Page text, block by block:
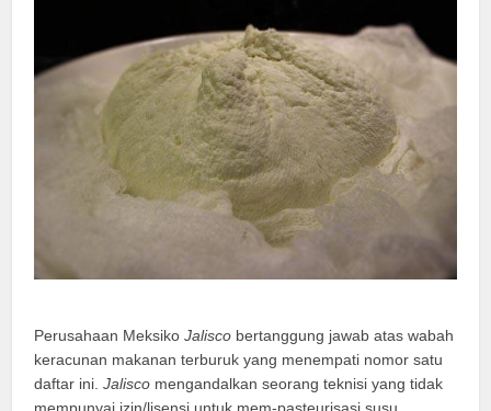
Perusahaan MeksikoJalisco bertanggung jawab atas wabah
keracunan makanan terburuk yang menempati nomor satu
daftar ini.Jalisco mengandalkan seorang teknisi yang tidak